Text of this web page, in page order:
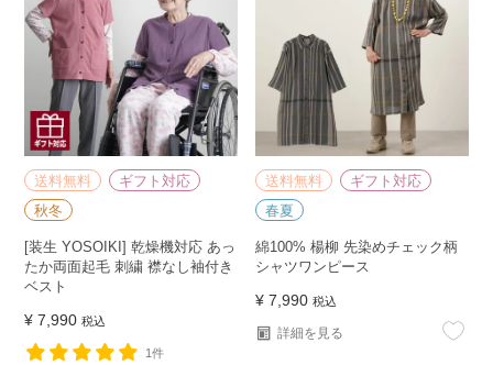
送料無料
ギフト対応
秋冬
[装生 YOSOIKI] 乾燥機対応 あっ
たか両面起毛 刺繍 襟なし袖付き
ベスト
¥ 7,990 税込
1件
送料無料
ギフト対応
春夏
綿100% 楊柳 先染めチェック柄
シャツワンピース
¥ 7,990 税込
詳細を見る